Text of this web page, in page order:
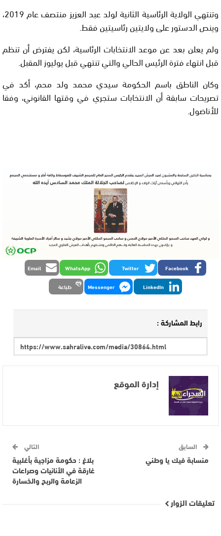
وتنتهي الولاية الرئاسية الثانية لولد عبد العزيز منتصف عام 2019،
وينص الدستور على ولايتين رئاسيتين فقط.
ولم يعلن بعد عن موعد الانتخابات الرئاسية، لكن يفترض أن تنظم
قبل انتهاء فترة الرئيس الحالي والتي تنتهي قبل يوليوز المقبل.
وكان الناطق باسم الحكومة سيدي محمد ولد محم، أكد في
تصريحات سابقة أن الانتخابات ستجري في وقتها القانوني، وفقا
للأناضول.
Facebook
Twitter
WhatsApp
Email
LinkedIn
Messenger طباعة
رابط المشاركة :
إدارة الموقع
السابق
منسابة فيك يا وطني
التالي
بلاغ : حكومة مزاجية بأغلبية
غارقة في الأنانيات وصراعات
الزعامة والربح والخسارة
تعليقات الزوار